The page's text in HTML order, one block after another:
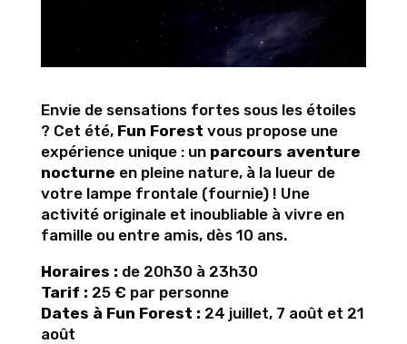
Envie de sensations fortes sous les étoiles
? Cet été, Fun Forest vous propose une
expérience unique : un parcours aventure
nocturne en pleine nature, à la lueur de
votre lampe frontale (fournie) ! Une
activité originale et inoubliable à vivre en
famille ou entre amis, dès 10 ans.
Horaires : de 20h30 à 23h30
Tarif : 25 € par personne
Dates à Fun Forest : 24 juillet, 7 août et 21
août